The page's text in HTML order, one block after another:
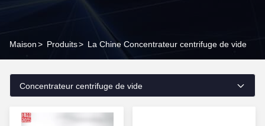
Maison> Produits> La Chine Concentrateur centrifuge de vide
Concentrateur centrifuge de vide